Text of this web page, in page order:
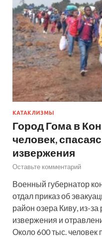
КАТАКЛИЗМЫ
Город Гома в
человек,
извержения
Оставьте комментарий
Военный губернатор
отдал приказ об
район озера Киву, из-за
извержения и
Около 600 тыс. человек